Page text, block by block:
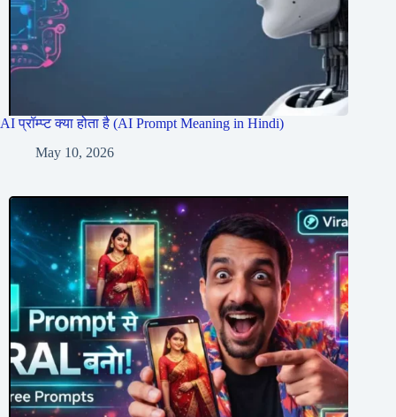
AI प्रॉम्प्ट क्या होता है (AI Prompt Meaning in Hindi)
May 10, 2026